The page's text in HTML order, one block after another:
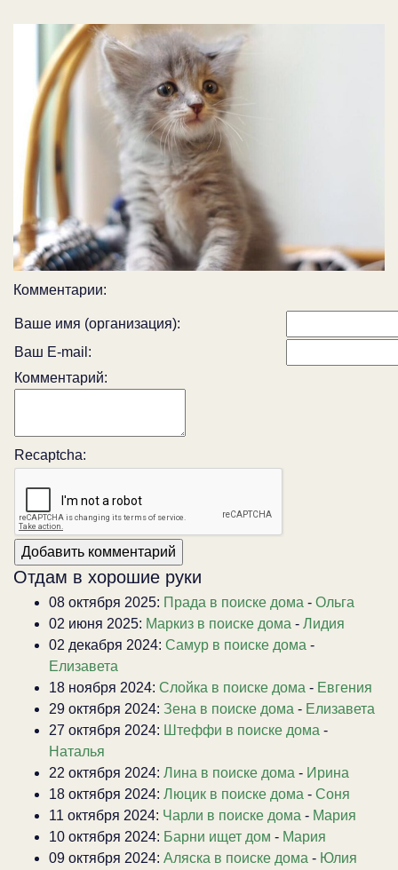
Комментарии:
Ваше имя (организация):
Ваш E-mail:
Комментарий:
Recaptcha:
Отдам в хорошие руки
08 октября 2025: Прада в поиске дома - Ольга
02 июня 2025: Маркиз в поиске дома - Лидия
02 декабря 2024: Самур в поиске дома -
Елизавета
18 ноября 2024: Слойка в поиске дома - Евгения
29 октября 2024: Зена в поиске дома - Елизавета
27 октября 2024: Штеффи в поиске дома -
Наталья
22 октября 2024: Лина в поиске дома - Ирина
18 октября 2024: Люцик в поиске дома - Соня
11 октября 2024: Чарли в поиске дома - Мария
10 октября 2024: Барни ищет дом - Мария
09 октября 2024: Аляска в поиске дома - Юлия